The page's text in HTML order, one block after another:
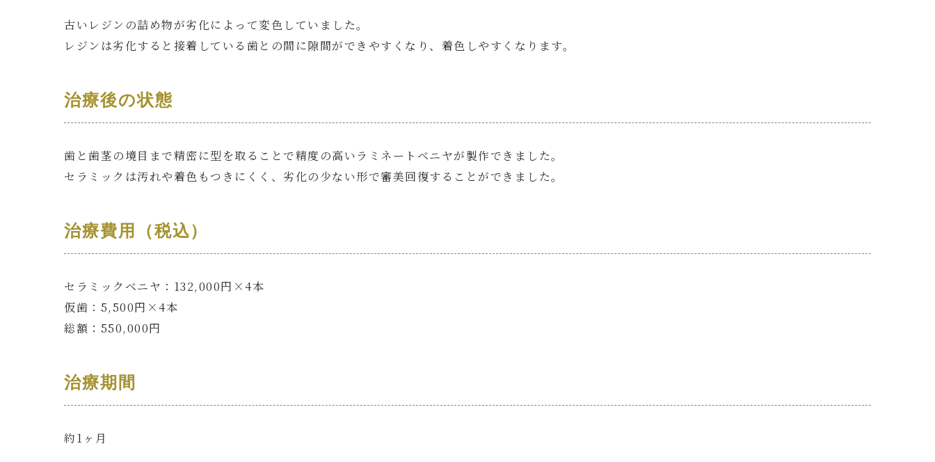
古いレジンの詰め物が劣化によって変色していました。
レジンは劣化すると接着している歯との間に隙間ができやすくなり、着色しやすくなります。
治療後の状態
歯と歯茎の境目まで精密に型を取ることで精度の高いラミネートベニヤが製作できました。
セラミックは汚れや着色もつきにくく、劣化の少ない形で審美回復することができました。
治療費用（税込）
セラミックベニヤ：132,000円×4本
仮歯：5,500円×4本
総額：550,000円
治療期間
約1ヶ月